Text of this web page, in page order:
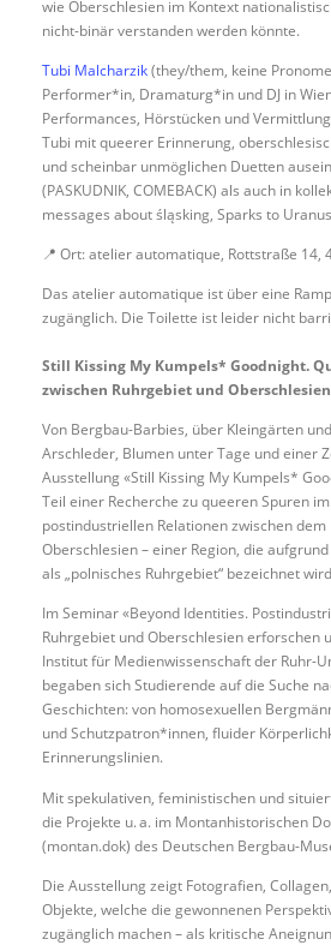
wie Oberschlesien im Kontext
nicht-binär verstanden werden könnte.
Tubi Malcharzik(they/them, keine
Performer*in, Dramaturg*in und DJ in
Performances, Hörstücken und
Tubi mit queerer Erinnerung,
und scheinbar unmöglichen Duetten
(PASKUDNIK, COMEBACK) als auch in
messages about śląsking, Sparks to
📍 Ort: atelier automatique, Rottstraße 14,
Das atelier automatique ist über eine
zugänglich. Die Toilette ist leider nicht
Still Kissing My Kumpels* Goodnight.
zwischen Ruhrgebiet und Oberschlesien
Von Bergbau-Barbies, über Kleingärten
Arschleder, Blumen unter Tage und einer
Ausstellung «Still Kissing My Kumpels*
Teil einer Recherche zu queeren Spuren
postindustriellen Relationen zwischen dem
Oberschlesien – einer Region, die
als „polnisches Ruhrgebiet“ bezeichnet
Im Seminar «Beyond Identities.
Ruhrgebiet und Oberschlesien erforschen
Institut für Medienwissenschaft der Ruhr-
begaben sich Studierende auf die Suche
Geschichten: von homosexuellen
und Schutzpatron*innen, fluider
Erinnerungslinien.
Mit spekulativen, feministischen und
die Projekte u. a. im Montanhistorischen
(montan.dok) des Deutschen Bergbau-
Die Ausstellung zeigt Fotografien,
Objekte, welche die gewonnenen
zugänglich machen – als kritische